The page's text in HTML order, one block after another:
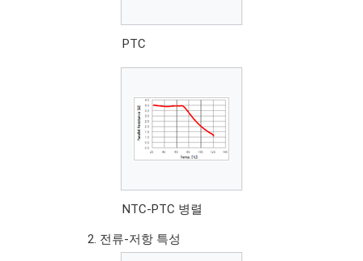
PTC
NTC-PTC 병렬
전류-저항 특성